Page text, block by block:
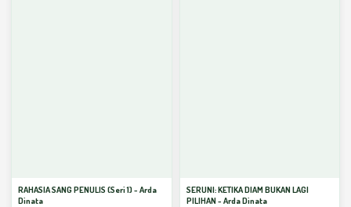
RAHASIA SANG PENULIS (Seri 1) - Arda
Dinata
SERUNI: KETIKA DIAM BUKAN LAGI
PILIHAN - Arda Dinata